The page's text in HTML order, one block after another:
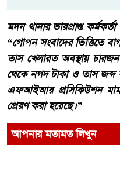
মদন থানার ভারপ্রাপ্ত
“গোপন সংবাদের ভিত্তিতে
তাস খেলারত অবস্থায়
থেকে নগদ টাকা ও তাস
এফআইআর প্রসিকিউশন
প্রেরণ করা হয়েছে।”
আপনার মতামত লিখুন